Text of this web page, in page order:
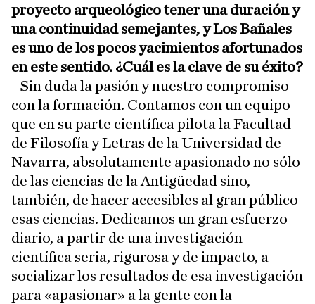
proyecto arqueológico tener una duración y
una continuidad semejantes, y Los Bañales
es uno de los pocos yacimientos afortunados
en este sentido. ¿Cuál es la clave de su éxito?
–Sin duda la pasión y nuestro compromiso
con la formación. Contamos con un equipo
que en su parte científica pilota la Facultad
de Filosofía y Letras de la Universidad de
Navarra, absolutamente apasionado no sólo
de las ciencias de la Antigüedad sino,
también, de hacer accesibles al gran público
esas ciencias. Dedicamos un gran esfuerzo
diario, a partir de una investigación
científica seria, rigurosa y de impacto, a
socializar los resultados de esa investigación
para «apasionar» a la gente con la